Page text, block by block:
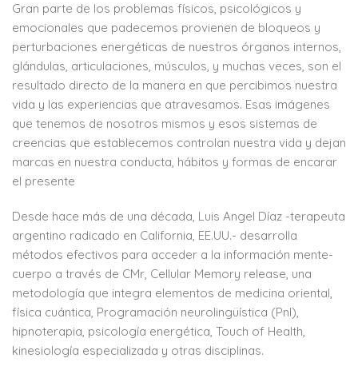
Gran parte de los problemas físicos, psicológicos y
emocionales que padecemos provienen de bloqueos y
perturbaciones energéticas de nuestros órganos internos,
glándulas, articulaciones, músculos, y muchas veces, son el
resultado directo de la manera en que percibimos nuestra
vida y las experiencias que atravesamos. Esas imágenes
que tenemos de nosotros mismos y esos sistemas de
creencias que establecemos controlan nuestra vida y dejan
marcas en nuestra conducta, hábitos y formas de encarar
el presente
Desde hace más de una década, Luis Angel Díaz -terapeuta
argentino radicado en California, EE.UU.- desarrolla
métodos efectivos para acceder a la información mente-
cuerpo a través de CMr, Cellular Memory release, una
metodología que integra elementos de medicina oriental,
física cuántica, Programación neurolingüística (Pnl),
hipnoterapia, psicología energética, Touch of Health,
kinesiología especializada y otras disciplinas.